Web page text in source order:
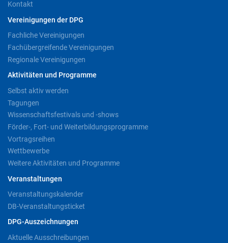
Kontakt
Vereinigungen der DPG
Fachliche Vereinigungen
Fachübergreifende Vereinigungen
Regionale Vereinigungen
Aktivitäten und Programme
Selbst aktiv werden
Tagungen
Wissenschaftsfestivals und -shows
Förder-, Fort- und Weiterbildungsprogramme
Vortragsreihen
Wettbewerbe
Weitere Aktivitäten und Programme
Veranstaltungen
Veranstaltungskalender
DB-Veranstaltungsticket
DPG-Auszeichnungen
Aktuelle Ausschreibungen